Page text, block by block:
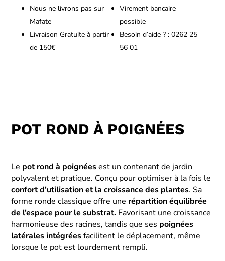
Nous ne livrons pas sur
Mafate
Livraison Gratuite à partir
de 150€
Virement bancaire
possible
Besoin d’aide ? : 0262 25
56 01
POT ROND À POIGNÉES
Le pot rond à poignéesest un contenant de jardin
polyvalent et pratique. Conçu pour optimiser à la fois le
confort d’utilisation et la croissance des plantes. Sa
forme ronde classique offre une répartition équilibrée
de l’espace pour le substrat. Favorisant une croissance
harmonieuse des racines, tandis que ses poignées
latérales intégréesfacilitent le déplacement, même
lorsque le pot est lourdement rempli.